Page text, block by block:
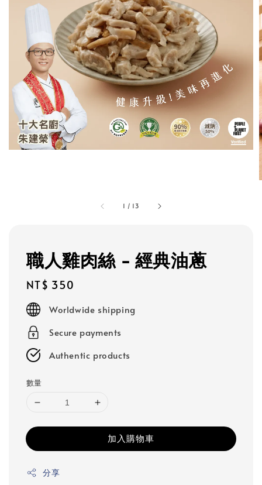
1 / 13
職人雞肉絲 - 經典油蔥
Regular
price
NT$ 350
Worldwide shipping
Secure payments
Authentic products
數量
加入購物車
分享